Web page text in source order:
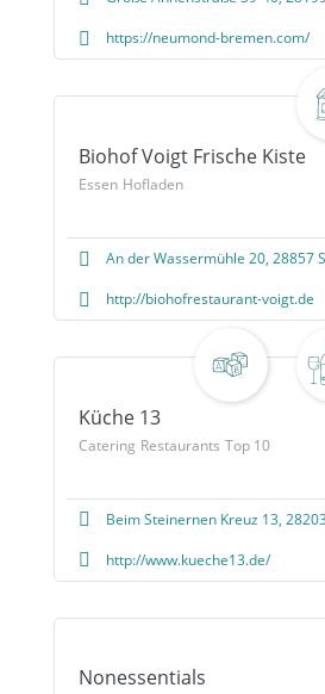
https://neumond-bremen.com/
Biohof Voigt Frische Kiste
Essen Hofladen
An der Wassermühle 20, 28857
http://biohofrestaurant-voigt.de
Küche 13
Catering Restaurants Top 10
Beim Steinernen Kreuz 13,
http://www.kueche13.de/
Nonessentials